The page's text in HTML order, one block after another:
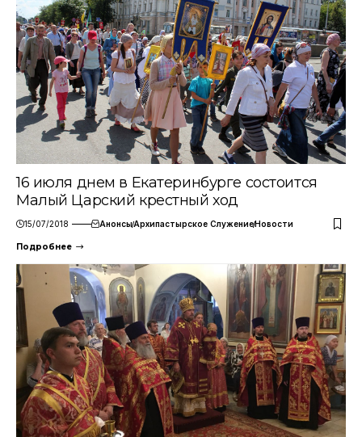
16 июля днем в Екатеринбурге состоится
Малый Царский крестный ход
15/07/2018 АнонсыАрхипастырское СлужениеНовости
Подробнее